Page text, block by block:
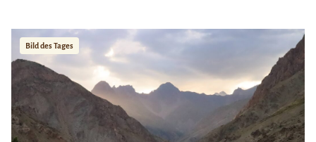
Bild des Tages